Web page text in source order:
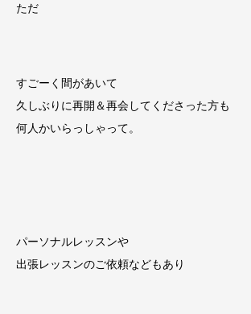
ただ
すごーく間があいて
久しぶりに再開＆再会してくださった方も
何人かいらっしゃって。
パーソナルレッスンや
出張レッスンのご依頼などもあり